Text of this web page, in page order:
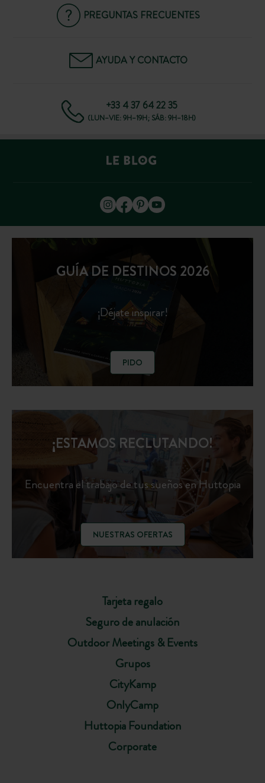
PREGUNTAS FRECUENTES
AYUDA Y CONTACTO
+33 4 37 64 22 35
(LUN–VIE: 9H–19H; SÁB: 9H–18H)
GUÍA DE DESTINOS 2026
¡Déjate inspirar!
PIDO
Tarjeta regalo
Seguro de anulación
Outdoor Meetings & Events
Grupos
CityKamp
OnlyCamp
Huttopia Foundation
Corporate
¡ESTAMOS RECLUTANDO!
Encuentra el trabajo de tus sueños en Huttopia
NUESTRAS OFERTAS